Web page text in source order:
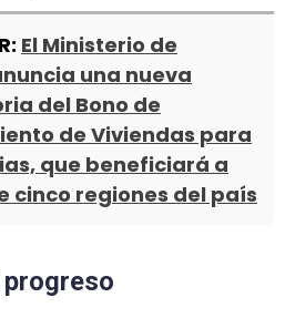
El Ministerio de
una nueva
del Bono de
de Viviendas para
que beneficiará a
cinco regiones del país